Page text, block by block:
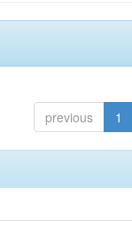
previous 1